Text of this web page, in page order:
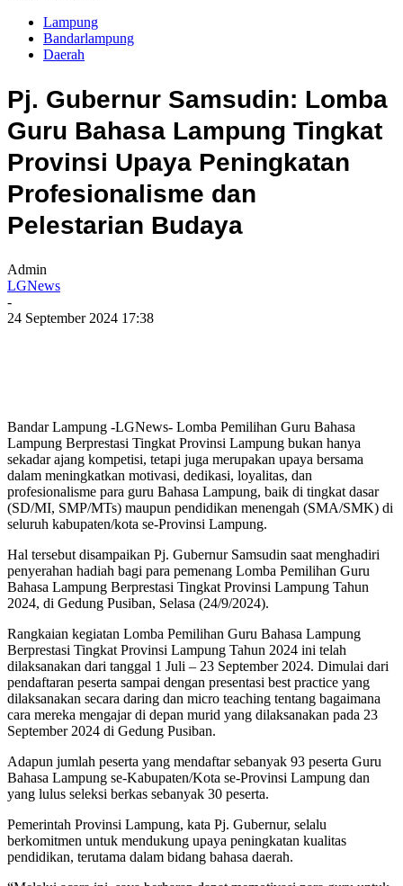
Lampung
Bandarlampung
Daerah
Pj. Gubernur Samsudin: Lomba
Guru Bahasa Lampung Tingkat
Provinsi Upaya Peningkatan
Profesionalisme dan
Pelestarian Budaya
Admin
LGNews
-
24 September 2024 17:38
Bandar Lampung -LGNews- Lomba Pemilihan Guru Bahasa
Lampung Berprestasi Tingkat Provinsi Lampung bukan hanya
sekadar ajang kompetisi, tetapi juga merupakan upaya bersama
dalam meningkatkan motivasi, dedikasi, loyalitas, dan
profesionalisme para guru Bahasa Lampung, baik di tingkat dasar
(SD/MI, SMP/MTs) maupun pendidikan menengah (SMA/SMK) di
seluruh kabupaten/kota se-Provinsi Lampung.
Hal tersebut disampaikan Pj. Gubernur Samsudin saat menghadiri
penyerahan hadiah bagi para pemenang Lomba Pemilihan Guru
Bahasa Lampung Berprestasi Tingkat Provinsi Lampung Tahun
2024, di Gedung Pusiban, Selasa (24/9/2024).
Rangkaian kegiatan Lomba Pemilihan Guru Bahasa Lampung
Berprestasi Tingkat Provinsi Lampung Tahun 2024 ini telah
dilaksanakan dari tanggal 1 Juli – 23 September 2024. Dimulai dari
pendaftaran peserta sampai dengan presentasi best practice yang
dilaksanakan secara daring dan micro teaching tentang bagaimana
cara mereka mengajar di depan murid yang dilaksanakan pada 23
September 2024 di Gedung Pusiban.
Adapun jumlah peserta yang mendaftar sebanyak 93 peserta Guru
Bahasa Lampung se-Kabupaten/Kota se-Provinsi Lampung dan
yang lulus seleksi berkas sebanyak 30 peserta.
Pemerintah Provinsi Lampung, kata Pj. Gubernur, selalu
berkomitmen untuk mendukung upaya peningkatan kualitas
pendidikan, terutama dalam bidang bahasa daerah.